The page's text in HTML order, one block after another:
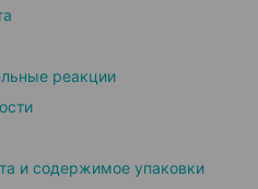
реакции
и содержимое упаковки